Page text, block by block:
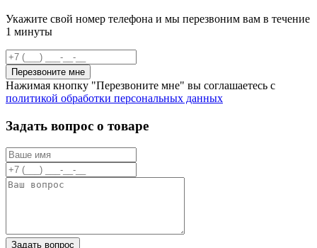
Укажите свой номер телефона и мы перезвоним вам в течение
1 минуты
Перезвоните мне
Нажимая кнопку "Перезвоните мне" вы соглашаетесь с
политикой обработки персональных данных
Задать вопрос о товаре
Задать вопрос